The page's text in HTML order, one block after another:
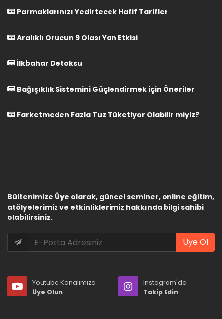
Parmaklarınızı Yedirtecek Hafif Tarifler
Aralıklı Orucun 9 Olası Yan Etkisi
İlkbahar Detoksu
Bağışıklık Sistemini Güçlendirmek için Öneriler
Farketmeden Fazla Tuz Tüketiyor Olabilir miyiz?
Bültenimize Üye olarak, güncel seminer, online eğitim,
atölyelerimiz ve etkinliklerimiz hakkında bilgi sahibi
olabilirsiniz.
Üye Ol
Youtube Kanalımıza
Üye Olun
Instagram'da
Takip Edin